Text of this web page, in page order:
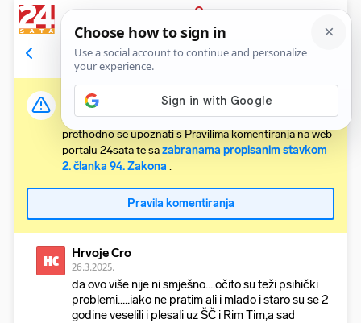
PRIJAVA
Komentari27 Relevantni
Važna obavijest:
Svaki korisnik koji želi komentirati članke obvezan je
prethodno se upoznati s Pravilima komentiranja na web
portalu 24sata te sazabranama propisanim stavkom
2. članka 94. Zakona .
Pravila komentiranja
HC Hrvoje Cro
26.3.2025.
da ovo više nije ni smješno....očito su teži psihički
problemi.....iako ne pratim ali i mlado i staro su se 2
godine veselili i plesali uz ŠČ i Rim Tim,a sad j